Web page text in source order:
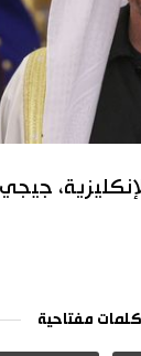
كلمات مفتاحية